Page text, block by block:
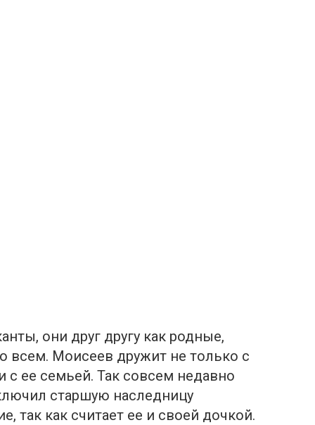
они друг другу как родные,
всем. Моисеев дружит не только с
ее семьей. Так совсем недавно
старшую наследницу
так как считает ее и своей дочкой.